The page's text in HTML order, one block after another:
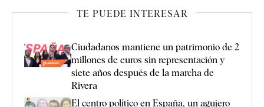
TE PUEDE INTERESAR
Ciudadanos mantiene un patrimonio de 2
millones de euros sin representación y
siete años después de la marcha de
Rivera
El centro político en España, un agujero